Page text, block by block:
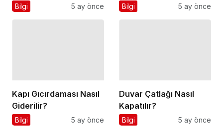
Nedir?
Bilgi 5 ay önce Bilgi 5 ay önce
Kapı Gıcırdaması Nasıl
Giderilir?
Bilgi 5 ay önce
Duvar Çatlağı Nasıl
Kapatılır?
Bilgi 5 ay önce